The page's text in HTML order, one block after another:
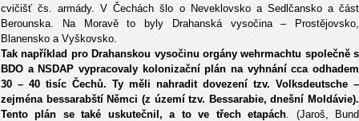
cvičišť čs. armády. V Čechách šlo o Neveklovsko a Sedlčansko a část
Berounska. Na Moravě to byly Drahanská vysočina – Prostějovsko,
Blanensko a Vyškovsko.
Tak například pro Drahanskou vysočinu orgány wehrmachtu společně s
BDO a NSDAP vypracovaly kolonizační plán na vyhnání cca odhadem
30 – 40 tisíc Čechů. Ty měli nahradit dovezení tzv. Volksdeutsche –
zejména bessarabští Němci (z území tzv. Bessarabie, dnešní Moldávie).
Tento plán se také uskutečnil, a to ve třech etapách. (Jaroš, Bund